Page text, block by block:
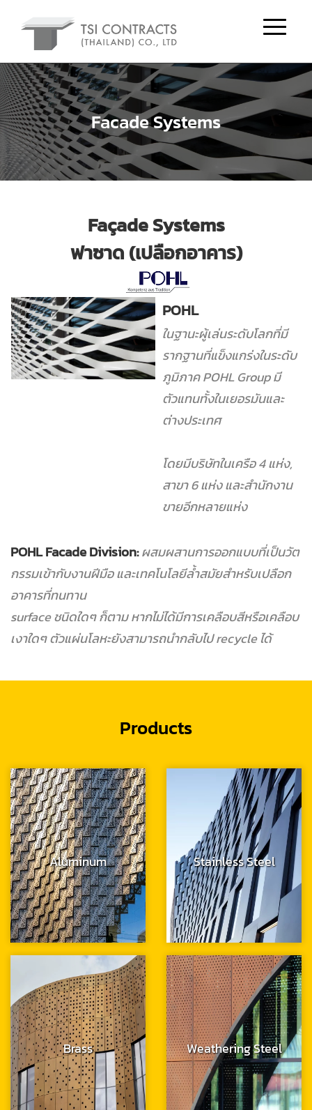
Facade Systems
Façade Systems
ฟาซาด (เปลือกอาคาร)
POHL
ในฐานะผู้เล่นระดับโลกที่มี
รากฐานที่แข็งแกร่งในระดับ
ภูมิภาค POHL Group มี
ตัวแทนทั้งในเยอรมันและ
ต่างประเทศ
โดยมีบริษัทในเครือ 4 แห่ง,
สาขา 6 แห่ง และสำนักงาน
ขายอีกหลายแห่ง
POHL Facade Division:ผสมผสานการออกแบบที่เป็นวัต
กรรมเข้ากับงานฝีมือ และเทคโนโลยีล้ำสมัยสำหรับเปลือก
อาคารที่ทนทาน
surface ชนิดใดๆ ก็ตาม หากไม่ได้มีการเคลือบสีหรือเคลือบ
เงาใดๆ ตัวแผ่นโลหะยังสามารถนำกลับไป recycle ได้
Products
Aluminum Stainless Steel
Brass Weathering Steel